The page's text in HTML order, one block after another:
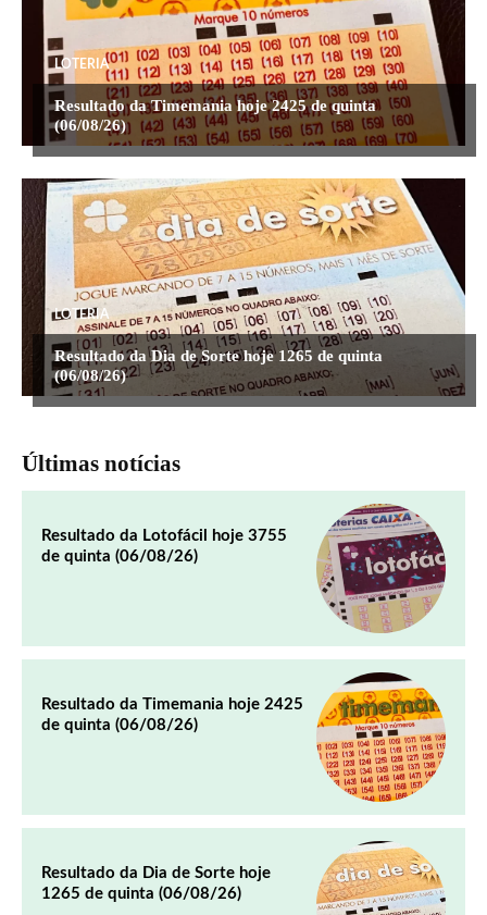
LOTERIA
Resultado da Timemania hoje 2425 de quinta
(06/08/26)
LOTERIA
Resultado da Dia de Sorte hoje 1265 de quinta
(06/08/26)
Últimas notícias
Resultado da Lotofácil hoje 3755
de quinta (06/08/26)
Resultado da Timemania hoje 2425
de quinta (06/08/26)
Resultado da Dia de Sorte hoje
1265 de quinta (06/08/26)